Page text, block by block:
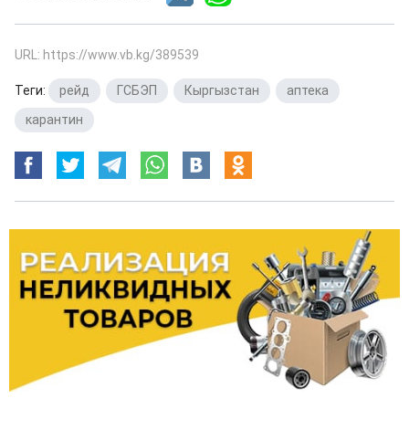
URL: https://www.vb.kg/389539
Теги: рейд ГСБЭП Кыргызстан аптека
карантин